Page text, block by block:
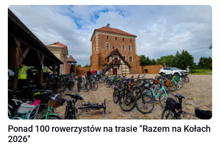
Ponad 100 rowerzystów na trasie "Razem na Kołach
2026"